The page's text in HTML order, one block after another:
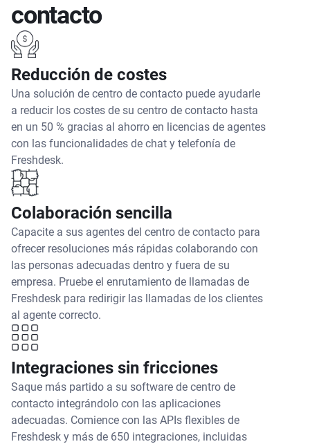
contacto
Reducción de costes
Una solución de centro de contacto puede ayudarle
a reducir los costes de su centro de contacto hasta
en un 50 % gracias al ahorro en licencias de agentes
con las funcionalidades de chat y telefonía de
Freshdesk.
Colaboración sencilla
Capacite a sus agentes del centro de contacto para
ofrecer resoluciones más rápidas colaborando con
las personas adecuadas dentro y fuera de su
empresa. Pruebe el enrutamiento de llamadas de
Freshdesk para redirigir las llamadas de los clientes
al agente correcto.
Integraciones sin fricciones
Saque más partido a su software de centro de
contacto integrándolo con las aplicaciones
adecuadas. Comience con las APIs flexibles de
Freshdesk y más de 650 integraciones, incluidas